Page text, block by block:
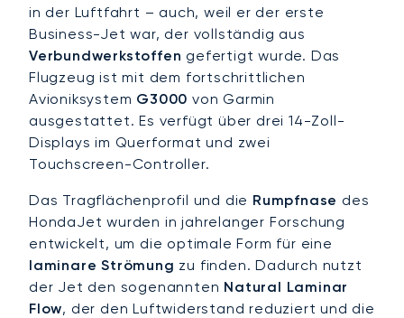
in der Luftfahrt – auch, weil er der erste
Business-Jet war, der vollständig aus
Verbundwerkstoffen gefertigt wurde. Das
Flugzeug ist mit dem fortschrittlichen
Avioniksystem G3000 von Garmin
ausgestattet. Es verfügt über drei 14-Zoll-
Displays im Querformat und zwei
Touchscreen-Controller.
Das Tragflächenprofil und die Rumpfnase des
HondaJet wurden in jahrelanger Forschung
entwickelt, um die optimale Form für eine
laminare Strömung zu finden. Dadurch nutzt
der Jet den sogenannten Natural Laminar
Flow, der den Luftwiderstand reduziert und die